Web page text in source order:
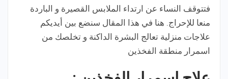
فتتوقف النساء عن ارتداء الملابس القصيرة و الباردة
منعا للإحراج. هنا في هذا المقال سنضع بين أيديكم
علاجات منزلية تعالج البشرة الداكنة و تخلصك من
اسمرار منطقة الفخذين